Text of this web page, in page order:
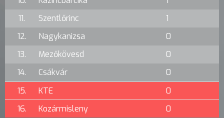
11.
Szentlőrinc
1
12.
Nagykanizsa
0
13.
Mezőkövesd
0
14.
Csákvár
0
15.
KTE
0
16.
Kozármisleny 0